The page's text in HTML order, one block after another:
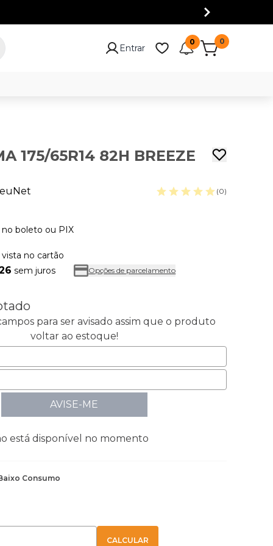
Entrar
0 0
175/65R14 82H BREEZE
(0)
no boleto ou PIX
vista no cartão
sem juros Opções de parcelamento
para ser avisado assim que o produto
voltar ao estoque!
AVISE-ME
está disponível no momento
Consumo